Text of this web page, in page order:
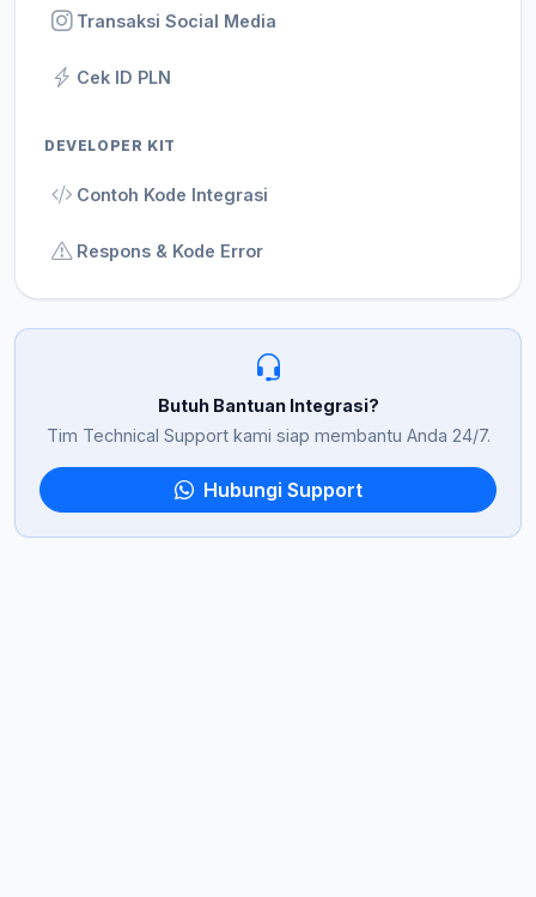
Transaksi Social Media
Cek ID PLN
DEVELOPER KIT
Contoh Kode Integrasi
Respons & Kode Error
Butuh Bantuan Integrasi?
Tim Technical Support kami siap membantu Anda 24/7.
Hubungi Support